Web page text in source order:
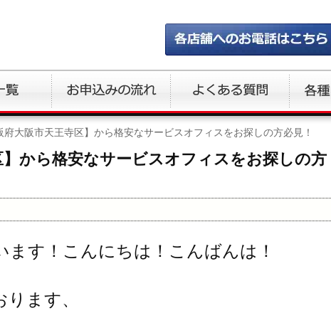
府大阪市天王寺区】から格安なサービスオフィスをお探しの方必見！
】から格安なサービスオフィスをお探しの方
す！こんにちは！こんばんは！
ます、